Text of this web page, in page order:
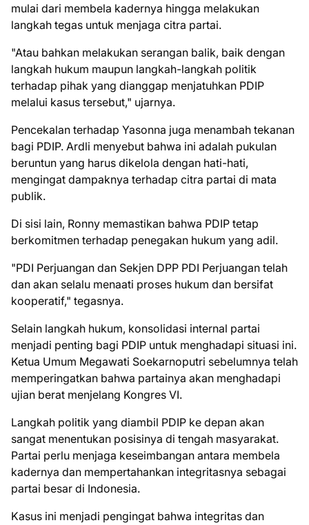
mulai dari membela kadernya hingga melakukan
langkah tegas untuk menjaga citra partai.
"Atau bahkan melakukan serangan balik, baik dengan
langkah hukum maupun langkah-langkah politik
terhadap pihak yang dianggap menjatuhkan PDIP
melalui kasus tersebut," ujarnya.
Pencekalan terhadap Yasonna juga menambah tekanan
bagi PDIP. Ardli menyebut bahwa ini adalah pukulan
beruntun yang harus dikelola dengan hati-hati,
mengingat dampaknya terhadap citra partai di mata
publik.
Di sisi lain, Ronny memastikan bahwa PDIP tetap
berkomitmen terhadap penegakan hukum yang adil.
"PDI Perjuangan dan Sekjen DPP PDI Perjuangan telah
dan akan selalu menaati proses hukum dan bersifat
kooperatif," tegasnya.
Selain langkah hukum, konsolidasi internal partai
menjadi penting bagi PDIP untuk menghadapi situasi ini.
Ketua Umum Megawati Soekarnoputri sebelumnya telah
memperingatkan bahwa partainya akan menghadapi
ujian berat menjelang Kongres VI.
Langkah politik yang diambil PDIP ke depan akan
sangat menentukan posisinya di tengah masyarakat.
Partai perlu menjaga keseimbangan antara membela
kadernya dan mempertahankan integritasnya sebagai
partai besar di Indonesia.
Kasus ini menjadi pengingat bahwa integritas dan